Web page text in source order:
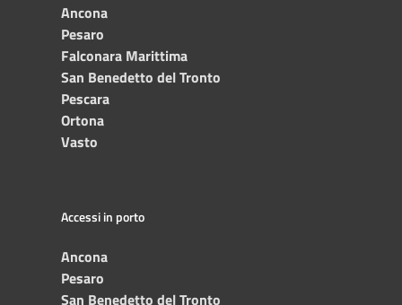
Ancona
Pesaro
Falconara Marittima
San Benedetto del Tronto
Pescara
Ortona
Vasto
Accessi in porto
Ancona
Pesaro
San Benedetto del Tronto